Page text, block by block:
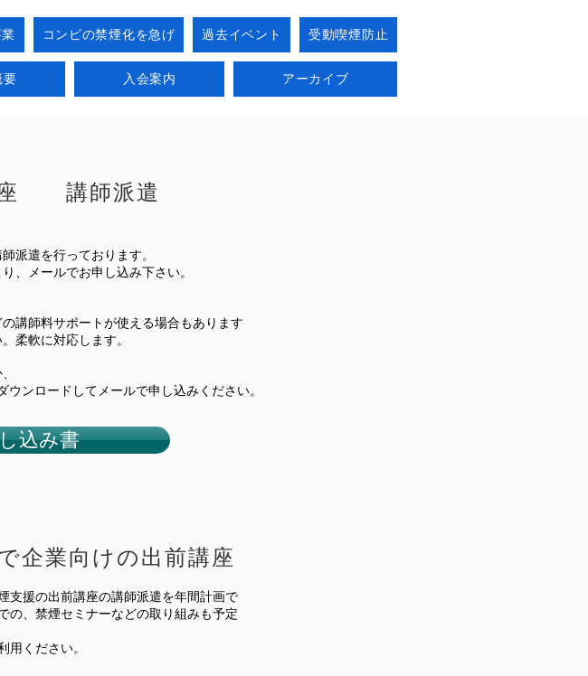
コンビの禁煙化を急げ 過去イベント 受動喫煙防止
要 入会案内 アーカイブ
座 講師派遣
派遣を行っております。
、メールでお申し込み下さい。
講師料サポートが使える場合もあります
柔軟に対応します。
ンロードしてメールで申し込みください。
込み書
企業向けの出前講座
支援の出前講座の講師派遣を年間計画で
の、禁煙セミナーなどの取り組みも予定
用ください。